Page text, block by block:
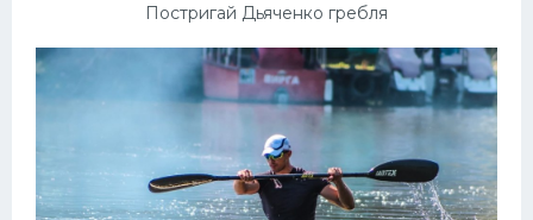
Постригай Дьяченко гребля